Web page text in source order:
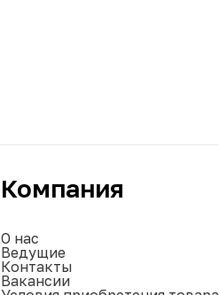
Компания
О нас
Ведущие
Контакты
Вакансии